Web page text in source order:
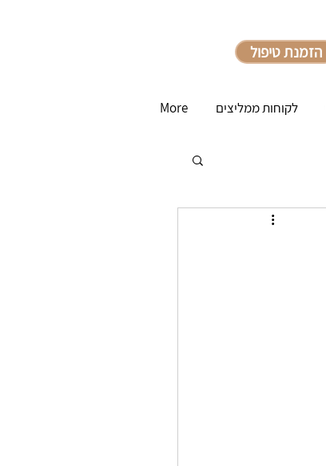
הזמנת טיפול
לקוחות ממליצים More